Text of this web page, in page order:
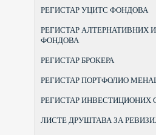
РЕГИСТАР УЦИТС ФОНДОВА
РЕГИСТАР АЛТЕРНАТИВНИХ
ФОНДОВА
РЕГИСТАР БРОКЕРА
РЕГИСТАР ПОРТФОЛИО
РЕГИСТАР ИНВЕСТИЦИОНИХ
ЛИСТЕ ДРУШТАВА ЗА